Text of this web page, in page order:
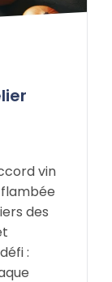
vin
des
: